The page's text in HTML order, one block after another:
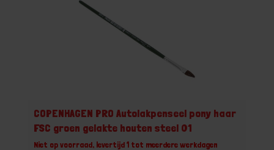
COPENHAGEN PRO Autolakpenseel pony haar
FSC groen gelakte houten steel 01
Niet op voorraad, levertijd 1 tot meerdere werkdagen